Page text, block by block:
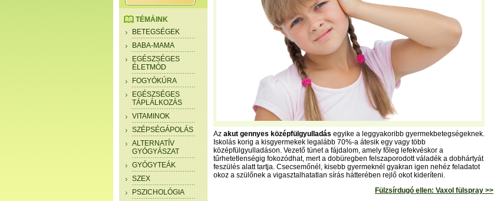
TÉMÁINK
BETEGSÉGEK
BABA-MAMA
EGÉSZSÉGES
ÉLETMÓD
FOGYÓKÚRA
EGÉSZSÉGES
TÁPLÁLKOZÁS
VITAMINOK
SZÉPSÉGÁPOLÁS
ALTERNATÍV
GYÓGYÁSZAT
GYÓGYTEÁK
SZEX
PSZICHOLÓGIA
Az akut gennyes középfülgyulladás egyike a leggyakoribb gyermekbetegségeknek.
Iskolás korig a kisgyermekek legalább 70%-a átesik egy vagy több
középfülgyulladáson. Vezető tünet a fájdalom, amely főleg lefekvéskor a
tűrhetetlenségig fokozódhat, mert a dobüregben felszaporodott váladék a dobhártyát
feszülés alatt tartja. Csecsemőnél, kisebb gyermeknél gyakran igen nehéz feladatot
okoz a szülőnek a vigasztalhatatlan sírás hátterében rejlő okot kideríteni.
Fülzsírdugó ellen: Vaxol fülspray >>